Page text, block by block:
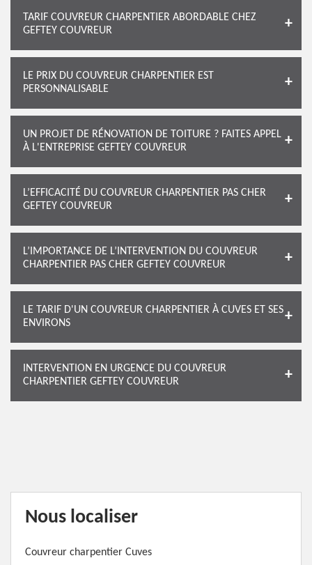
TARIF COUVREUR CHARPENTIER ABORDABLE CHEZ
GEFTEY COUVREUR
LE PRIX DU COUVREUR CHARPENTIER EST
PERSONNALISABLE
UN PROJET DE RÉNOVATION DE TOITURE ? FAITES APPEL
À L'ENTREPRISE GEFTEY COUVREUR
L’EFFICACITÉ DU COUVREUR CHARPENTIER PAS CHER
GEFTEY COUVREUR
L’IMPORTANCE DE L’INTERVENTION DU COUVREUR
CHARPENTIER PAS CHER GEFTEY COUVREUR
LE TARIF D'UN COUVREUR CHARPENTIER À CUVES ET SES
ENVIRONS
INTERVENTION EN URGENCE DU COUVREUR
CHARPENTIER GEFTEY COUVREUR
Nous localiser
Couvreur charpentier Cuves